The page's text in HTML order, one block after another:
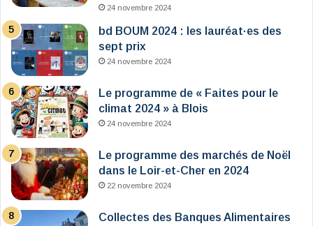
24 novembre 2024
bd BOUM 2024 : les lauréat·es des
sept prix
24 novembre 2024
Le programme de « Faites pour le
climat 2024 » à Blois
24 novembre 2024
Le programme des marchés de Noël
dans le Loir-et-Cher en 2024
22 novembre 2024
Collectes des Banques Alimentaires